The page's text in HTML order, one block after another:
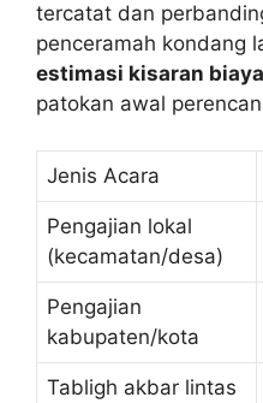
tercatat dan
penceramah kondang
estimasi kisaran biaya
patokan awal
Jenis Acara
Pengajian lokal
(kecamatan/desa)
Pengajian
kabupaten/kota
Tabligh akbar lintas